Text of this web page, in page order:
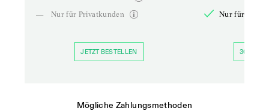
—
Nur für Privatkunden
JETZT BESTELLEN
Nur für
30 TAGE
Mögliche Zahlungsmethoden